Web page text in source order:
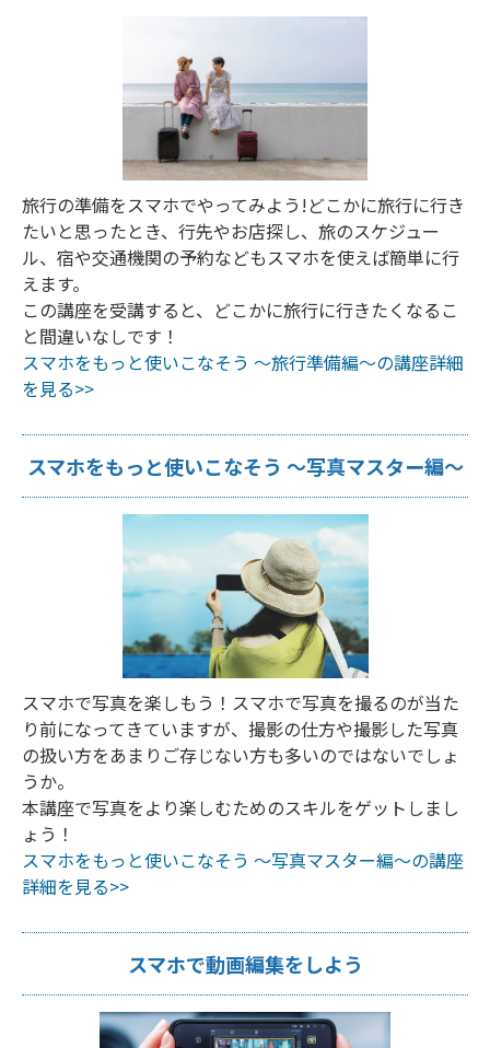
旅行の準備をスマホでやってみよう!どこかに旅行に行き
たいと思ったとき、行先やお店探し、旅のスケジュー
ル、宿や交通機関の予約などもスマホを使えば簡単に行
えます。
この講座を受講すると、どこかに旅行に行きたくなるこ
と間違いなしです！
スマホをもっと使いこなそう ～旅行準備編～の講座詳細
を見る>>
スマホをもっと使いこなそう ～写真マスター編～
スマホで写真を楽しもう！スマホで写真を撮るのが当た
り前になってきていますが、撮影の仕方や撮影した写真
の扱い方をあまりご存じない方も多いのではないでしょ
うか。
本講座で写真をより楽しむためのスキルをゲットしまし
ょう！
スマホをもっと使いこなそう ～写真マスター編～の講座
詳細を見る>>
スマホで動画編集をしよう